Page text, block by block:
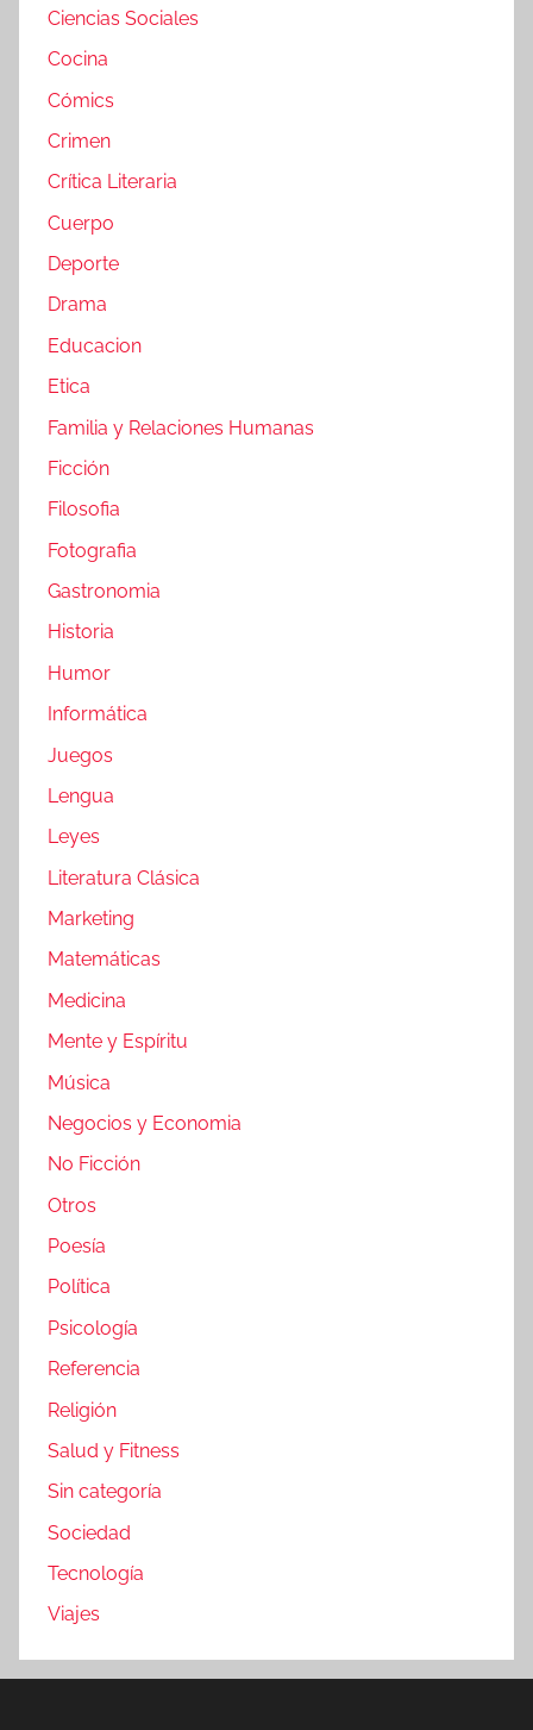
Ciencias Sociales
Cocina
Cómics
Crimen
Crítica Literaria
Cuerpo
Deporte
Drama
Educacion
Etica
Familia y Relaciones Humanas
Ficción
Filosofia
Fotografia
Gastronomia
Historia
Humor
Informática
Juegos
Lengua
Leyes
Literatura Clásica
Marketing
Matemáticas
Medicina
Mente y Espíritu
Música
Negocios y Economia
No Ficción
Otros
Poesía
Política
Psicología
Referencia
Religión
Salud y Fitness
Sin categoría
Sociedad
Tecnología
Viajes